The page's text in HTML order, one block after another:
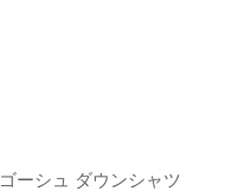
ゴーシュ ダウンシャツ